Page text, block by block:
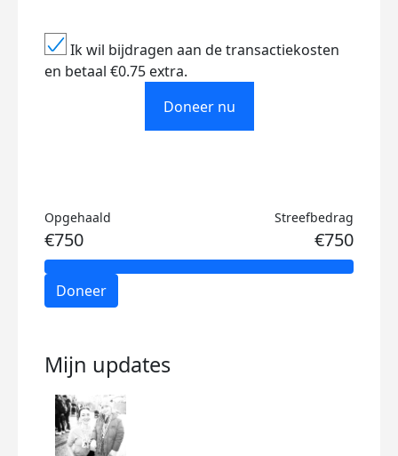
Ik wil bijdragen aan de transactiekosten
en betaal €0.75 extra.
Doneer nu
Opgehaald
€750
Streefbedrag
€750
Doneer
Mijn updates